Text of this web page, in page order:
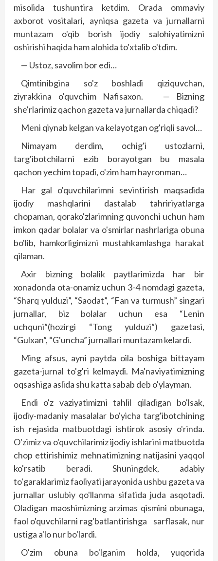
misolida tushuntira ketdim. Orada ommaviy
axborot vositalari, ayniqsa gazeta va jurnallarni
muntazam o'qib borish ijodiy salohiyatimizni
oshirishi haqida ham alohida to'xtalib o'tdim.
— Ustoz, savolim bor edi…
Qimtinibgina so'z boshladi qiziquvchan,
ziyrakkina o'quvchim Nafisaxon. — Bizning
she'rlarimiz qachon gazeta va jurnallarda chiqadi?
Meni qiynab kelgan va kelayotgan og'riqli savol…
Nimayam derdim, ochig'i ustozlarni,
targ'ibotchilarni ezib borayotgan bu masala
qachon yechim topadi, o'zim ham hayronman…
Har gal o'quvchilarimni sevintirish maqsadida
ijodiy mashqlarini dastalab tahririyatlarga
chopaman, qorako'zlarimning quvonchi uchun ham
imkon qadar bolalar va o'smirlar nashrlariga obuna
bo'lib, hamkorligimizni mustahkamlashga harakat
qilaman.
Axir bizning bolalik paytlarimizda har bir
xonadonda ota-onamiz uchun 3-4 nomdagi gazeta,
“Sharq yulduzi”, “Saodat”, “Fan va turmush” singari
jurnallar, biz bolalar uchun esa “Lenin
uchquni”(hozirgi “Tong yulduzi”) gazetasi,
“Gulxan”, “G'uncha” jurnallari muntazam kelardi.
Ming afsus, ayni paytda oila boshiga bittayam
gazeta-jurnal to'g'ri kelmaydi. Ma'naviyatimizning
oqsashiga aslida shu katta sabab deb o'ylayman.
Endi o'z vaziyatimizni tahlil qiladigan bo'lsak,
ijodiy-madaniy masalalar bo'yicha targ'ibotchining
ish rejasida matbuotdagi ishtirok asosiy o'rinda.
O'zimiz va o'quvchilarimiz ijodiy ishlarini matbuotda
chop ettirishimiz mehnatimizning natijasini yaqqol
ko'rsatib beradi. Shuningdek, adabiy
to'garaklarimiz faoliyati jarayonida ushbu gazeta va
jurnallar uslubiy qo'llanma sifatida juda asqotadi.
Oladigan maoshimizning arzimas qismini obunaga,
faol o'quvchilarni rag'batlantirishga sarflasak, nur
ustiga a'lo nur bo'lardi.
O'zim obuna bo'lganim holda, yuqorida